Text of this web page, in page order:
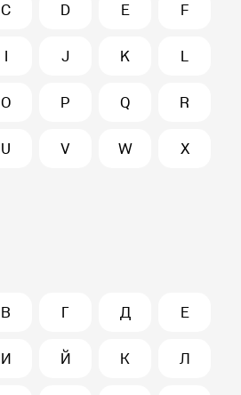
C D E F
I J K L
O P Q R
U V W X
В Г Д Е
И Й К Л